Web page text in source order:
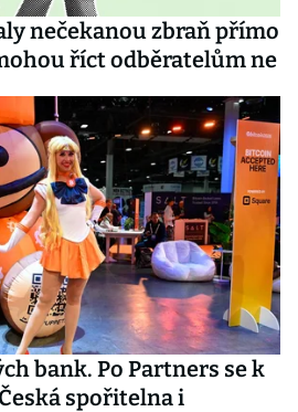
nečekanou zbraň přímo
říct odběratelům ne
bank. Po Partners se k
spořitelna i